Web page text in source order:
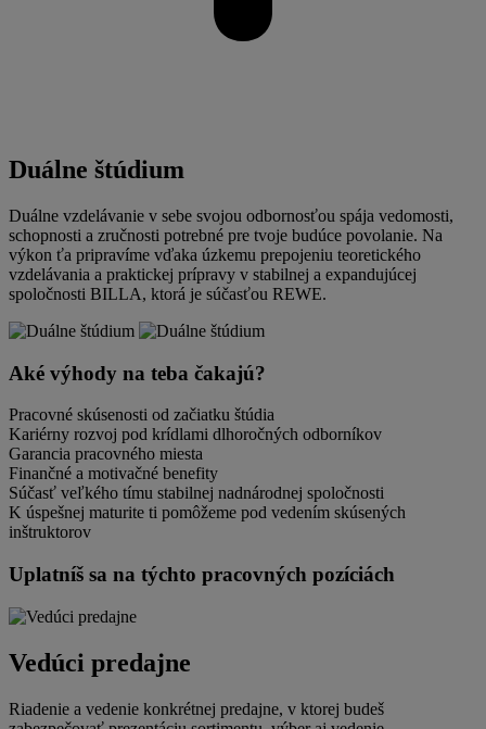
Duálne štúdium
Duálne vzdelávanie v sebe svojou odbornosťou spája vedomosti,
schopnosti a zručnosti potrebné pre tvoje budúce povolanie. Na
výkon ťa pripravíme vďaka úzkemu prepojeniu teoretického
vzdelávania a praktickej prípravy v stabilnej a expandujúcej
spoločnosti BILLA, ktorá je súčasťou REWE.
Aké výhody na teba čakajú?
Pracovné skúsenosti od začiatku štúdia
Kariérny rozvoj pod krídlami dlhoročných odborníkov
Garancia pracovného miesta
Finančné a motivačné benefity
Súčasť veľkého tímu stabilnej nadnárodnej spoločnosti
K úspešnej maturite ti pomôžeme pod vedením skúsených
inštruktorov
Uplatníš sa na týchto pracovných pozíciách
Vedúci predajne
Riadenie a vedenie konkrétnej predajne, v ktorej budeš